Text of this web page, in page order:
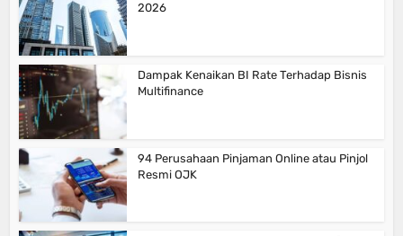
2026
Dampak Kenaikan BI Rate Terhadap Bisnis
Multifinance
94 Perusahaan Pinjaman Online atau Pinjol
Resmi OJK